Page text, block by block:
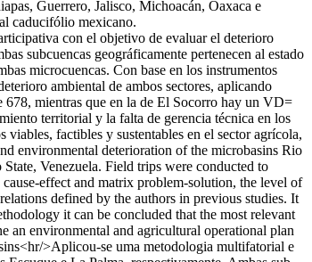
Guerrero, Jalisco, Michoacán, Oaxaca e
caducifólio mexicano.
con el objetivo de evaluar el deterioro
subcuencas geográficamente pertenecen al estado
microcuencas. Con base en los instrumentos
ambiental de ambos sectores, aplicando
678, mientras que en la de El Socorro hay un VD=
territorial y la falta de gerencia técnica en los
factibles y sustentables en el sector agrícola,
environmental deterioration of the microbasins Rio
Venezuela. Field trips were conducted to
effect and matrix problem-solution, the level of
defined by the authors in previous studies. It
it can be concluded that the most relevant
an environmental and agricultural operational plan
>Aplicou-se uma metodologia multifatorial e